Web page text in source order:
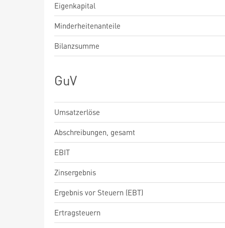
Eigenkapital
Minderheitenanteile
Bilanzsumme
GuV
Umsatzerlöse
Abschreibungen, gesamt
EBIT
Zinsergebnis
Ergebnis vor Steuern (EBT)
Ertragsteuern